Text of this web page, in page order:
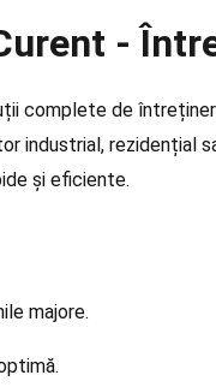
-
complete de
industrial, rezidențial
și eficiente.
majore.